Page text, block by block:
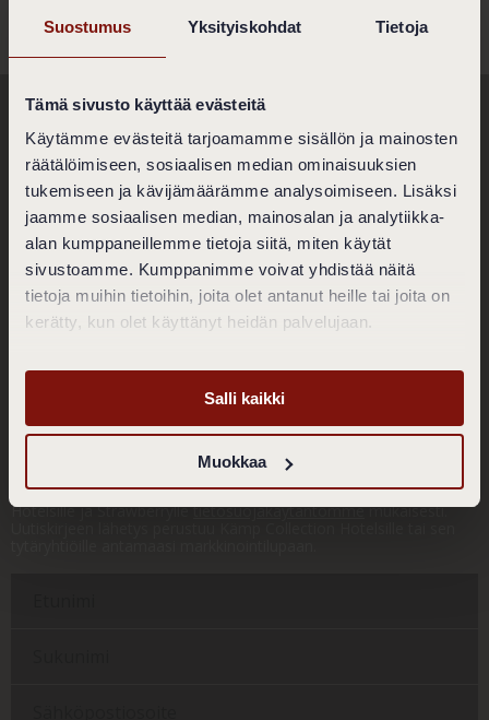
Suostumus Yksityiskohdat Tietoja
Tämä sivusto käyttää evästeitä
Käytämme evästeitä tarjoamamme sisällön ja mainosten
räätälöimiseen, sosiaalisen median ominaisuuksien
tukemiseen ja kävijämäärämme analysoimiseen. Lisäksi
jaamme sosiaalisen median, mainosalan ja analytiikka-
alan kumppaneillemme tietoja siitä, miten käytät
sivustoamme. Kumppanimme voivat yhdistää näitä
tietoja muihin tietoihin, joita olet antanut heille tai joita on
kerätty, kun olet käyttänyt heidän palvelujaan.
Salli kaikki
Muokkaa
Ravintola Toscanini
Bulevardi 2 - 4
00120 Helsinki
Ota yhteyttä
Puh. 020 770 4713
restaurant.toscanini@klauskhotel.com
Tietosuojaseloste
Evästekäytäntö
Yleiset varaus- ja peruutusehdot
Tilaa Klaus K:n uutiskirje!
Lähetämme sinulle parhaat edut ja mielenkiintoisia kuulumisia!
Jättämällä meille yhteystietosi annat meille luvan henkilötietojesi
käsittelyyn, sekä markkinointiluvan Klaus K:lle, Kämp Collection
Hotelsille ja Strawberrylletietosuojakäytäntömmemukaisesti.